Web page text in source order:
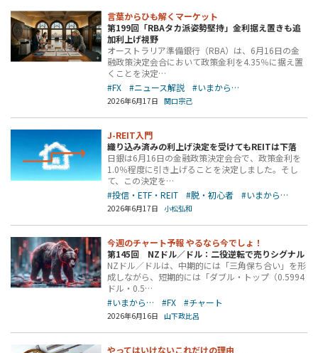
言葉からひも解くマーケット
第199回「RBAタカ派姿勢堅持」金利据え置きも追
加利上げ視野
オーストラリア準備銀行（RBA）は、6月16日の金
融政策決定会合において政策金利を4.35％に据え置
くことを決定…
#FX
#ニュース解説 #いまから…
2026年6月17日 関口宗己
J-REIT入門
織り込み済みの利上げ決定を受けてもREITは下落
日銀は6月16日の金融政策決定会合で、政策金利を
1.0％程度に引き上げることを決定しました。そし
て、この決定を…
#投信・ETF・REIT
#脱・初心者 #いまから…
2026年6月17日 小松弘和
今週のチャート予報 やるなら今でしょ！
第145回 NZドル／ドル：二役逆転で売りシグナル
NZドル／ドルは、中期的には「三角保ち合い」を形
成しながら、短期的には「ダブル・トップ（0.5994
ドル・0.5…
#いまから…
#FX #チャート
2026年6月16日 山下政比呂
やってはいけないこれだけの理由